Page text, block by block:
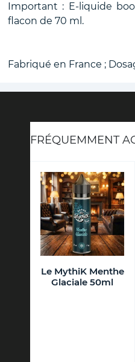
Important : E-liquide
flacon de 70 ml.
Fabriqué en France ;
FRÉQUEMMENT
Le MythiK Menthe
Glaciale 50ml